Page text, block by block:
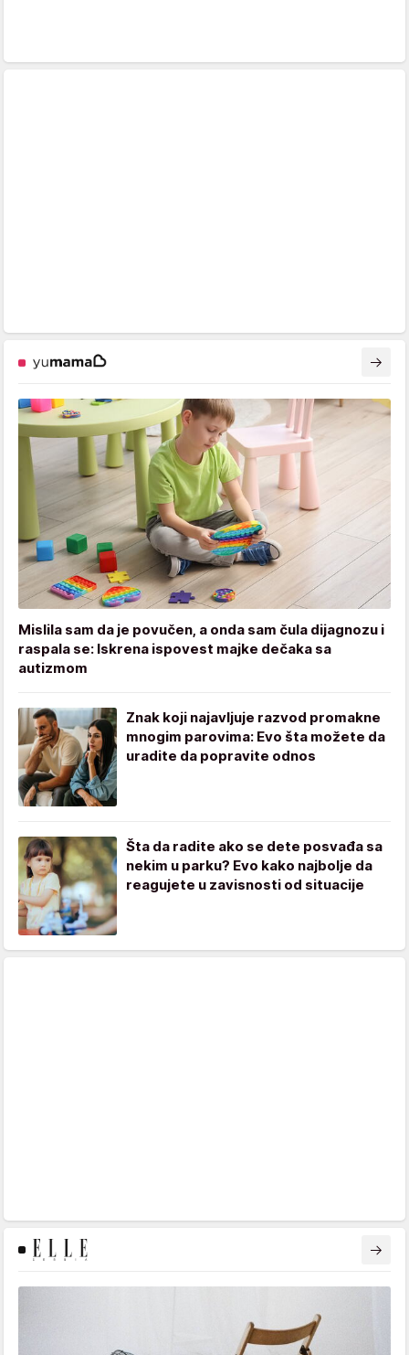
Mislila sam da je povučen, a onda sam čula dijagnozu i
raspala se: Iskrena ispovest majke dečaka sa
autizmom
Znak koji najavljuje razvod promakne
mnogim parovima: Evo šta možete da
uradite da popravite odnos
Šta da radite ako se dete posvađa sa
nekim u parku? Evo kako najbolje da
reagujete u zavisnosti od situacije